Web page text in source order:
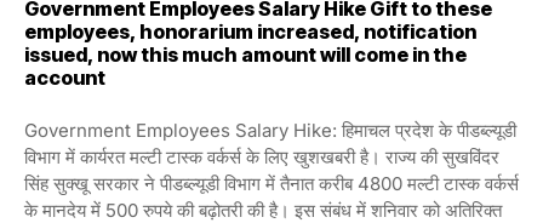
Government Employees Salary Hike Gift to these
employees, honorarium increased, notification
issued, now this much amount will come in the
account
Government Employees Salary Hike: हिमाचल प्रदेश के पीडब्ल्यूडी
विभाग में कार्यरत मल्टी टास्क वर्कर्स के लिए खुशखबरी है। राज्य की सुखविंदर
सिंह सुक्खू सरकार ने पीडब्ल्यूडी विभाग में तैनात करीब 4800 मल्टी टास्क वर्कर्स
के मानदेय में 500 रुपये की बढ़ोतरी की है। इस संबंध में शनिवार को अतिरिक्त